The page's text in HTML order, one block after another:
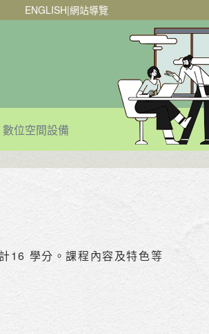
ENGLISH|網站導覽
數位空間設備
16 學分。課程內容及特色等